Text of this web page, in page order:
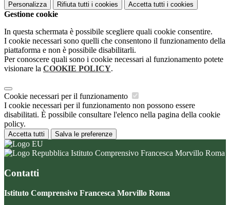
Personalizza Rifiuta tutti i cookies Accetta tutti i cookies
Gestione cookie
In questa schermata è possibile scegliere quali cookie consentire.
I cookie necessari sono quelli che consentono il funzionamento della
piattaforma e non è possibile disabilitarli.
Per conoscere quali sono i cookie necessari al funzionamento potete
visionare la COOKIE POLICY.
Cookie necessari per il funzionamento
I cookie necessari per il funzionamento non possono essere
disabilitati. È possibile consultare l'elenco nella pagina della cookie
policy.
Accetta tutti Salva le preferenze
Istituto Comprensivo Francesca Morvillo Roma
Contatti
Istituto Comprensivo Francesca Morvillo Roma